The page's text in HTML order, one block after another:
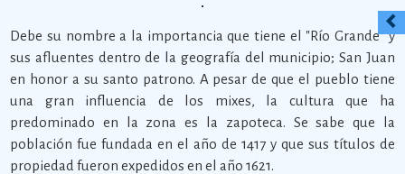
Debe su nombre a la importancia que tiene el "Río Grande" y
sus afluentes dentro de la geografía del municipio; San Juan
en honor a su santo patrono. A pesar de que el pueblo tiene
una gran influencia de los mixes, la cultura que ha
predominado en la zona es la zapoteca. Se sabe que la
población fue fundada en el año de 1417 y que sus títulos de
propiedad fueron expedidos en el año 1621.